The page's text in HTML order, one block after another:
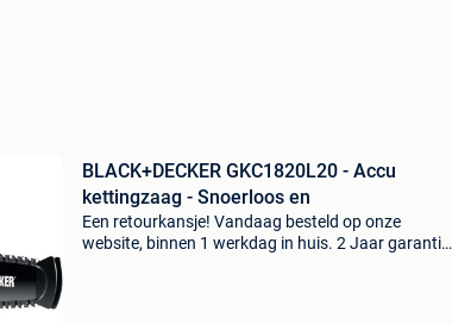
BLACK+DECKER GKC1820L20 - Accu
kettingzaag - Snoerloos en
Een retourkansje! Vandaag besteld op onze
website, binnen 1 werkdag in huis. 2 Jaar garantie.